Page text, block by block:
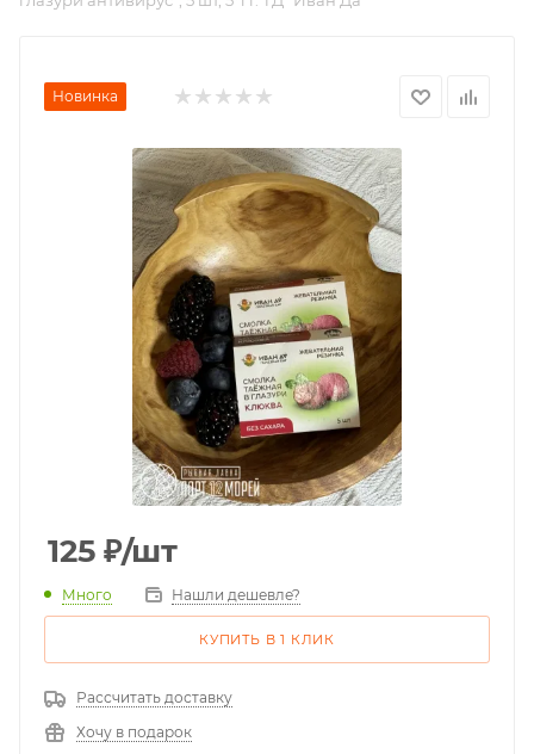
Новинка
125 ₽/шт
Много Нашли дешевле?
КУПИТЬ В 1 КЛИК
Рассчитать доставку
Хочу в подарок